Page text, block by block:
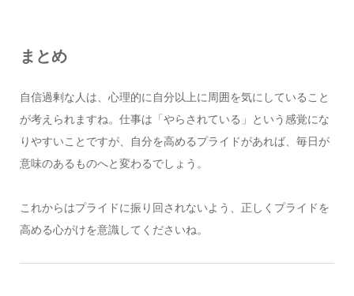
まとめ
自信過剰な人は、心理的に自分以上に周囲を気にしていること
が考えられますね。仕事は「やらされている」という感覚にな
りやすいことですが、自分を高めるプライドがあれば、毎日が
意味のあるものへと変わるでしょう。
これからはプライドに振り回されないよう、正しくプライドを
高める心がけを意識してくださいね。